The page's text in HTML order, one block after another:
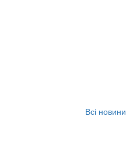
Всі новини